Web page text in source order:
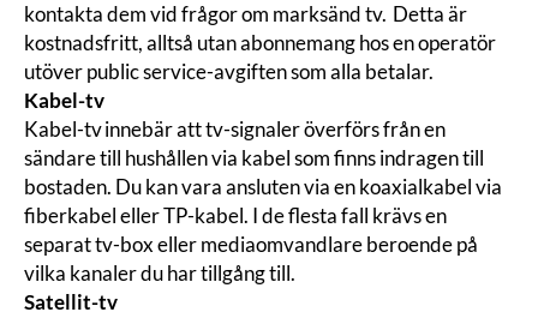
kontakta dem vid frågor om marksänd tv. Detta är
kostnadsfritt, alltså utan abonnemang hos en operatör
utöver public service-avgiften som alla betalar.
Kabel-tv
Kabel-tv innebär att tv-signaler överförs från en
sändare till hushållen via kabel som finns indragen till
bostaden. Du kan vara ansluten via en koaxialkabel via
fiberkabel eller TP-kabel. I de flesta fall krävs en
separat tv-box eller mediaomvandlare beroende på
vilka kanaler du har tillgång till.
Satellit-tv